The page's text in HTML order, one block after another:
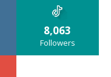
8,063
Followers